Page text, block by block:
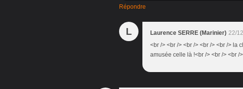
Répondre
L Laurence SERRE (Marinier) 22/
<br /> <br /> <br /> <br /> <br /> la
amusée celle là !<br /> <br /> <br /